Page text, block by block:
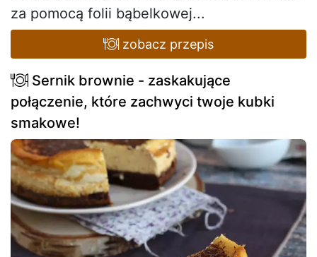
za pomocą folii bąbelkowej...
zobacz przepis
Sernik brownie - zaskakujące
połączenie, które zachwyci twoje kubki
smakowe!